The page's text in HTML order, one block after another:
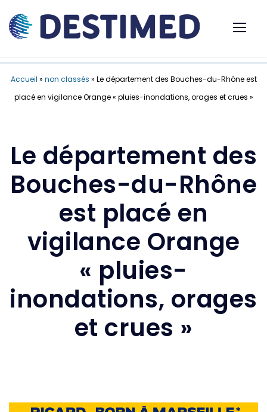
Accueil » non classés » Le département des Bouches-du-Rhône est
placé en vigilance Orange « pluies-inondations, orages et crues »
Le département des
Bouches-du-Rhône
est placé en
vigilance Orange
« pluies-
inondations, orages
et crues »